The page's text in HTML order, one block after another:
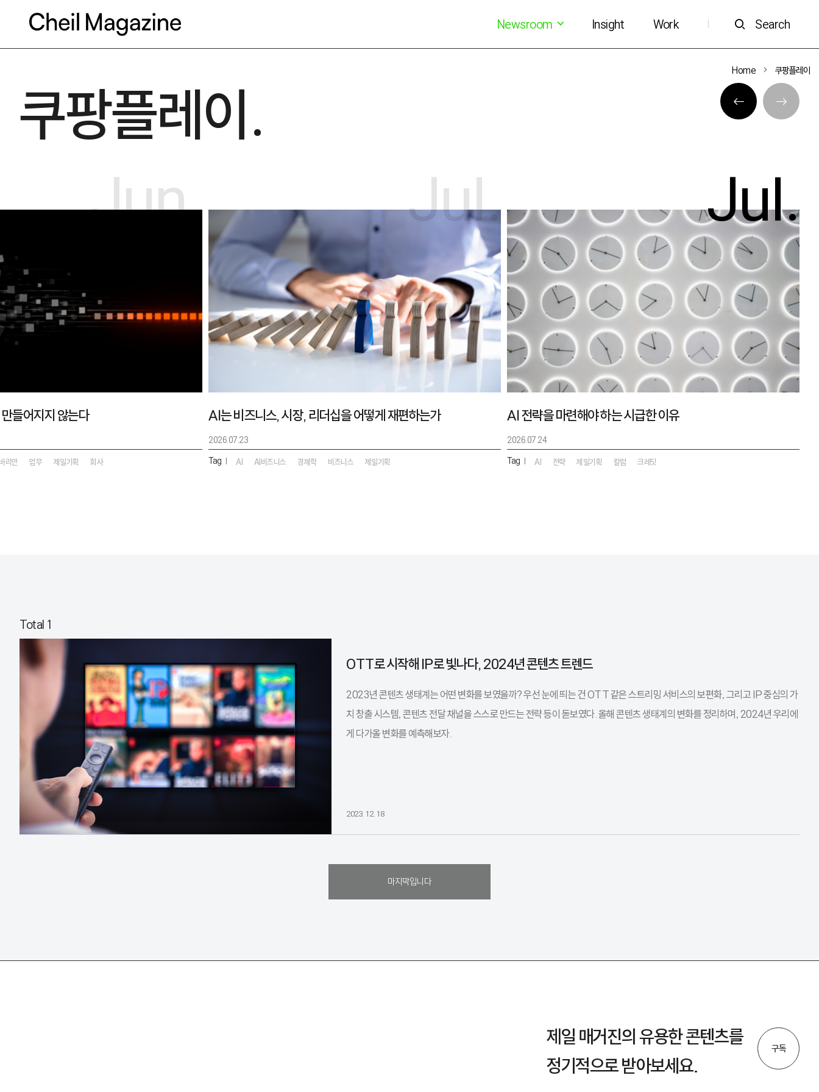
Newsroom Insight Work Search
Home 쿠팡플레이
쿠팡플레이.
Jul.
AI 전략을 마련해야 하는 시급한 이유
2026.07.24
Tag | AI 전략 제일기획 칼럼 크레딧
Jul.
AI는 비즈니스, 시장, 리더십을 어떻게 재편하는가
2026.07.23
Tag | AI AI비즈니스 경제학 비즈니스 제일기획
Jun.
들어지지 않는다
리안 업무 제일기획 회사
Total 1
OTT로 시작해 IP로 빛나다, 2024년 콘텐츠 트렌드
2023년 콘텐츠 생태계는 어떤 변화를 보였을까? 우선 눈에 띄는 건 OTT 같은 스트리밍 서비스의 보편화, 그리고 IP 중심의 가
치 창출 시스템, 콘텐츠 전달 채널을 스스로 만드는 전략 등이 돋보였다. 올해 콘텐츠 생태계의 변화를 정리하며, 2024년 우리에
게 다가올 변화를 예측해보자.
2023. 12. 18
마지막입니다
제일 매거진의 유용한 콘텐츠를
정기적으로 받아보세요.
구독